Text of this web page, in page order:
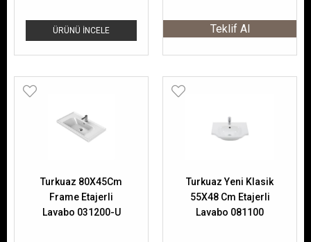
ÜRÜNÜ İNCELE Teklif Al
Turkuaz 80X45Cm
Frame Etajerli
Lavabo 031200-U
Turkuaz Yeni Klasik
55X48 Cm Etajerli
Lavabo 081100